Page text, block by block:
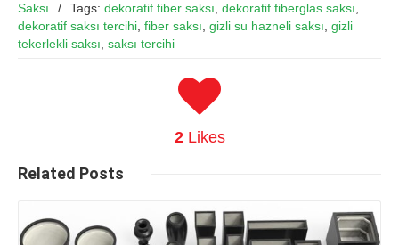
Saksı / Tags: dekoratif fiber saksı, dekoratif fiberglas saksı,
dekoratif saksı tercihi, fiber saksı, gizli su hazneli saksı, gizli
tekerlekli saksı, saksı tercihi
2Likes
Related Posts